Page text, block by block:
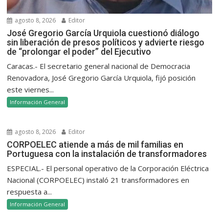
agosto 8, 2026 Editor
José Gregorio García Urquiola cuestionó diálogo
sin liberación de presos políticos y advierte riesgo
de “prolongar el poder” del Ejecutivo
Caracas.- El secretario general nacional de Democracia
Renovadora, José Gregorio García Urquiola, fijó posición
este viernes...
Información General
agosto 8, 2026 Editor
CORPOELEC atiende a más de mil familias en
Portuguesa con la instalación de transformadores
ESPECIAL.- El personal operativo de la Corporación Eléctrica
Nacional (CORPOELEC) instaló 21 transformadores en
respuesta a...
Información General